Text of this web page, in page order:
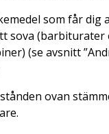
som får dig
sova (barbiturater
(se avsnitt
ovan